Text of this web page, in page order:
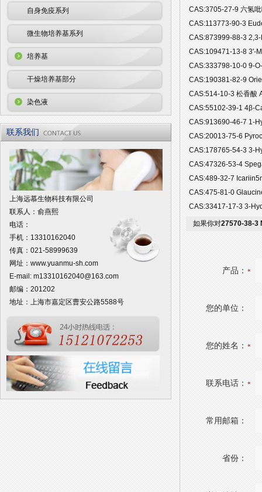
自身免疫系列
微生物培养基系列
培养基
干燥培养基部分
染色液
联系我们
上海远慕生物科技有限公司
联系人：俞燕熙
电话：
手机：13310162040
传真：021-58999639
网址： www.yuanmu-sh.com
E-mail: m13310162040@163.com
邮编：201202
地址：上海市嘉定区曹安公路5588号
CAS:3705-27-9 六氢
CAS:113773-90-3
CAS:873999-88-3
CAS:109471-13-8 3'-
CAS:333798-10-0 9-
CAS:190381-82-9
CAS:514-10-3 松香酸
CAS:55102-39-1 4β-
CAS:913690-46-7 1-
CAS:20013-75-6
CAS:178765-54-3 3-
CAS:47326-53-4
CAS:489-32-7
CAS:475-81-0
CAS:33417-17-3 3-
如果你对27570-38-3
产品：
您的单位：
您的姓名：
联系电话：
常用邮箱：
省份：